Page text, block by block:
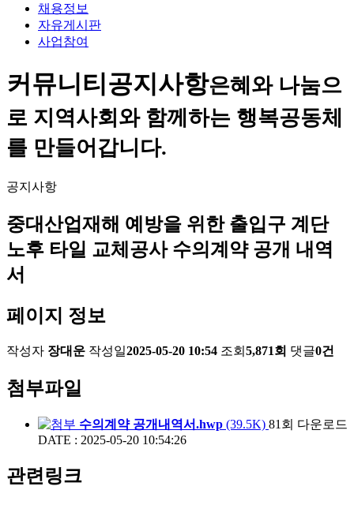
채용정보
자유게시판
사업참여
커뮤니티공지사항은혜와 나눔으
로 지역사회와 함께하는 행복공동체
를 만들어갑니다.
공지사항
중대산업재해 예방을 위한 출입구 계단
노후 타일 교체공사 수의계약 공개 내역
서
페이지 정보
작성자 장대운 작성일2025-05-20 10:54 조회 5,871회 댓글0건
첨부파일
수의계약 공개내역서.hwp (39.5K) 81회 다운로드
DATE : 2025-05-20 10:54:26
관련링크